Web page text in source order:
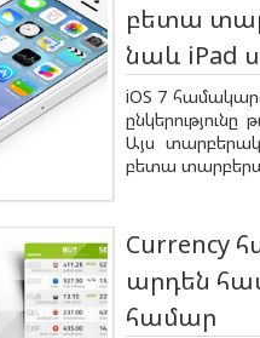
բետա
նաև iPad
iOS 7
Այս
բետա
Currency
արդեն
համար